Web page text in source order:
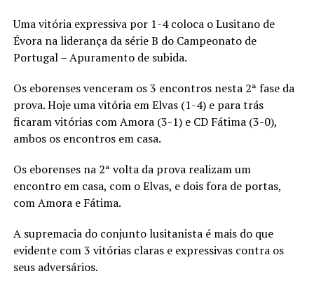
Uma vitória expressiva por 1-4 coloca o Lusitano de
Évora na liderança da série B do Campeonato de
Portugal – Apuramento de subida.
Os eborenses venceram os 3 encontros nesta 2ª fase da
prova. Hoje uma vitória em Elvas (1-4) e para trás
ficaram vitórias com Amora (3-1) e CD Fátima (3-0),
ambos os encontros em casa.
Os eborenses na 2ª volta da prova realizam um
encontro em casa, com o Elvas, e dois fora de portas,
com Amora e Fátima.
A supremacia do conjunto lusitanista é mais do que
evidente com 3 vitórias claras e expressivas contra os
seus adversários.